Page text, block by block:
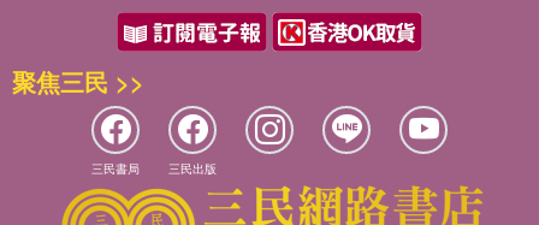
聚焦三民 >>
三民書局 三民出版